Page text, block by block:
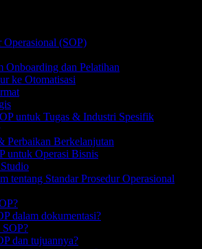
Operasional (SOP)
Onboarding dan Pelatihan
ke Otomatisasi
untuk Tugas & Industri Spesifik
Perbaikan Berkelanjutan
untuk Operasi Bisnis
tentang Standar Prosedur Operasional
dalam dokumentasi?
dan tujuannya?